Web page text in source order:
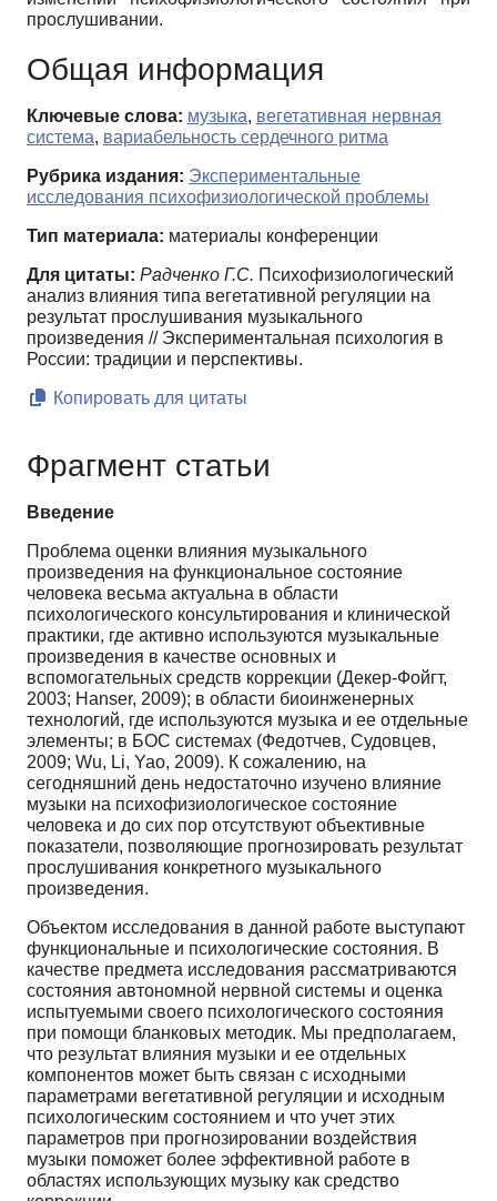
прослушивании.
Общая информация
Ключевые слова: музыка, вегетативная нервная
система, вариабельность сердечного ритма
Рубрика издания: Экспериментальные
исследования психофизиологической проблемы
Тип материала: материалы конференции
Для цитаты: Радченко Г.С. Психофизиологический
анализ влияния типа вегетативной регуляции на
результат прослушивания музыкального
произведения // Экспериментальная психология в
России: традиции и перспективы.
Копировать для цитаты
Фрагмент статьи
Введение
Проблема оценки влияния музыкального
произведения на функциональное состояние
человека весьма актуальна в области
психологического консультирования и клинической
практики, где активно используются музыкальные
произведения в качестве основных и
вспомогательных средств коррекции (Декер-Фойгт,
2003; Hanser, 2009); в области биоинженерных
технологий, где используются музыка и ее отдельные
элементы; в БОС системах (Федотчев, Судовцев,
2009; Wu, Li, Yao, 2009). К сожалению, на
сегодняшний день недостаточно изучено влияние
музыки на психофизиологическое состояние
человека и до сих пор отсутствуют объективные
показатели, позволяющие прогнозировать результат
прослушивания конкретного музыкального
произведения.
Объектом исследования в данной работе выступают
функциональные и психологические состояния. В
качестве предмета исследования рассматриваются
состояния автономной нервной системы и оценка
испытуемыми своего психологического состояния
при помощи бланковых методик. Мы предполагаем,
что результат влияния музыки и ее отдельных
компонентов может быть связан с исходными
параметрами вегетативной регуляции и исходным
психологическим состоянием и что учет этих
параметров при прогнозировании воздействия
музыки поможет более эффективной работе в
областях использующих музыку как средство